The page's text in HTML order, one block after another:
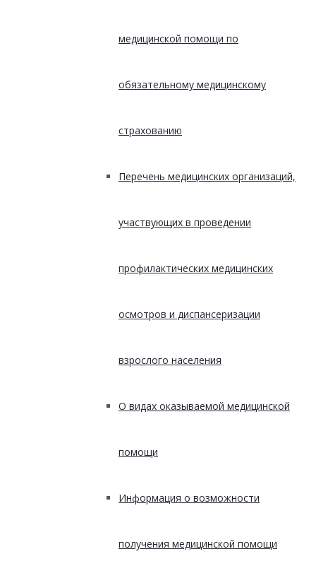
медицинской помощи по
обязательному медицинскому
страхованию
Перечень медицинских организаций,
участвующих в проведении
профилактических медицинских
осмотров и диспансеризации
взрослого населения
О видах оказываемой медицинской
помощи
Информация о возможности
получения медицинской помощи